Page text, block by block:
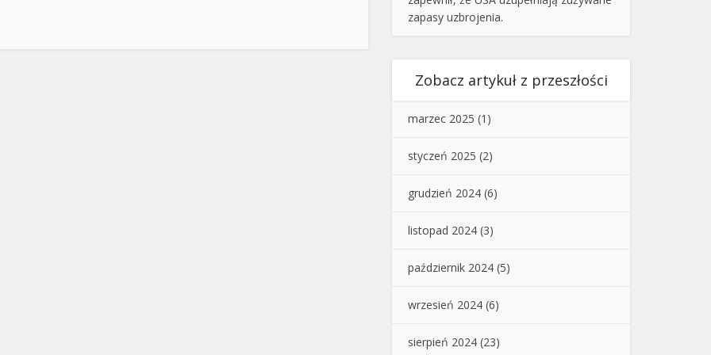
zapasy uzbrojenia.
Zobacz artykuł z przeszłości
marzec 2025 (1)
styczeń 2025 (2)
grudzień 2024 (6)
listopad 2024 (3)
październik 2024 (5)
wrzesień 2024 (6)
sierpień 2024 (23)